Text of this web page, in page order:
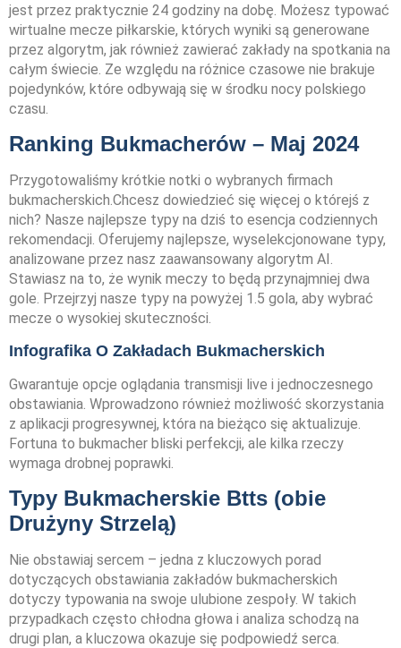
jest przez praktycznie 24 godziny na dobę. Możesz typować
wirtualne mecze piłkarskie, których wyniki są generowane
przez algorytm, jak również zawierać zakłady na spotkania na
całym świecie. Ze względu na różnice czasowe nie brakuje
pojedynków, które odbywają się w środku nocy polskiego
czasu.
Ranking Bukmacherów – Maj 2024
Przygotowaliśmy krótkie notki o wybranych firmach
bukmacherskich.Chcesz dowiedzieć się więcej o którejś z
nich? Nasze najlepsze typy na dziś to esencja codziennych
rekomendacji. Oferujemy najlepsze, wyselekcjonowane typy,
analizowane przez nasz zaawansowany algorytm AI.
Stawiasz na to, że wynik meczy to będą przynajmniej dwa
gole. Przejrzyj nasze typy na powyżej 1.5 gola, aby wybrać
mecze o wysokiej skuteczności.
Infografika O Zakładach Bukmacherskich
Gwarantuje opcje oglądania transmisji live i jednoczesnego
obstawiania. Wprowadzono również możliwość skorzystania
z aplikacji progresywnej, która na bieżąco się aktualizuje.
Fortuna to bukmacher bliski perfekcji, ale kilka rzeczy
wymaga drobnej poprawki.
Typy Bukmacherskie Btts (obie
Drużyny Strzelą)
Nie obstawiaj sercem – jedna z kluczowych porad
dotyczących obstawiania zakładów bukmacherskich
dotyczy typowania na swoje ulubione zespoły. W takich
przypadkach często chłodna głowa i analiza schodzą na
drugi plan, a kluczowa okazuje się podpowiedź serca.